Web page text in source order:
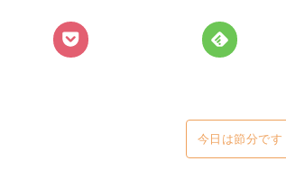
今日は節分です